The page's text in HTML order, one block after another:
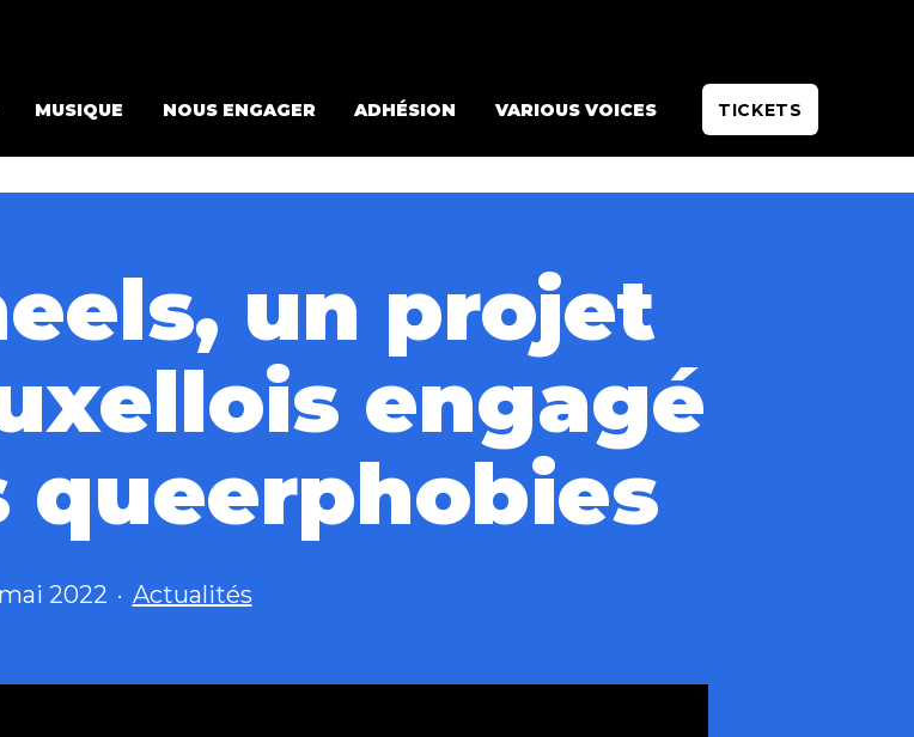
MUSIQUE NOUS ENGAGER ADHÉSION VARIOUS VOICES TICKETS
un projet
engagé
queerphobies
2022
Catégorisé
Actualités